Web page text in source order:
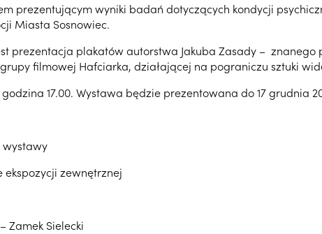
prezentującym wyniki badań dotyczących kondycji
Miasta Sosnowiec.
prezentacja plakatów autorstwa Jakuba Zasady –
filmowej Hafciarka, działającej na pograniczu sztuki
17.00. Wystawa będzie prezentowana do 17 grudnia
wystawy
zewnętrznej
Zamek Sielecki